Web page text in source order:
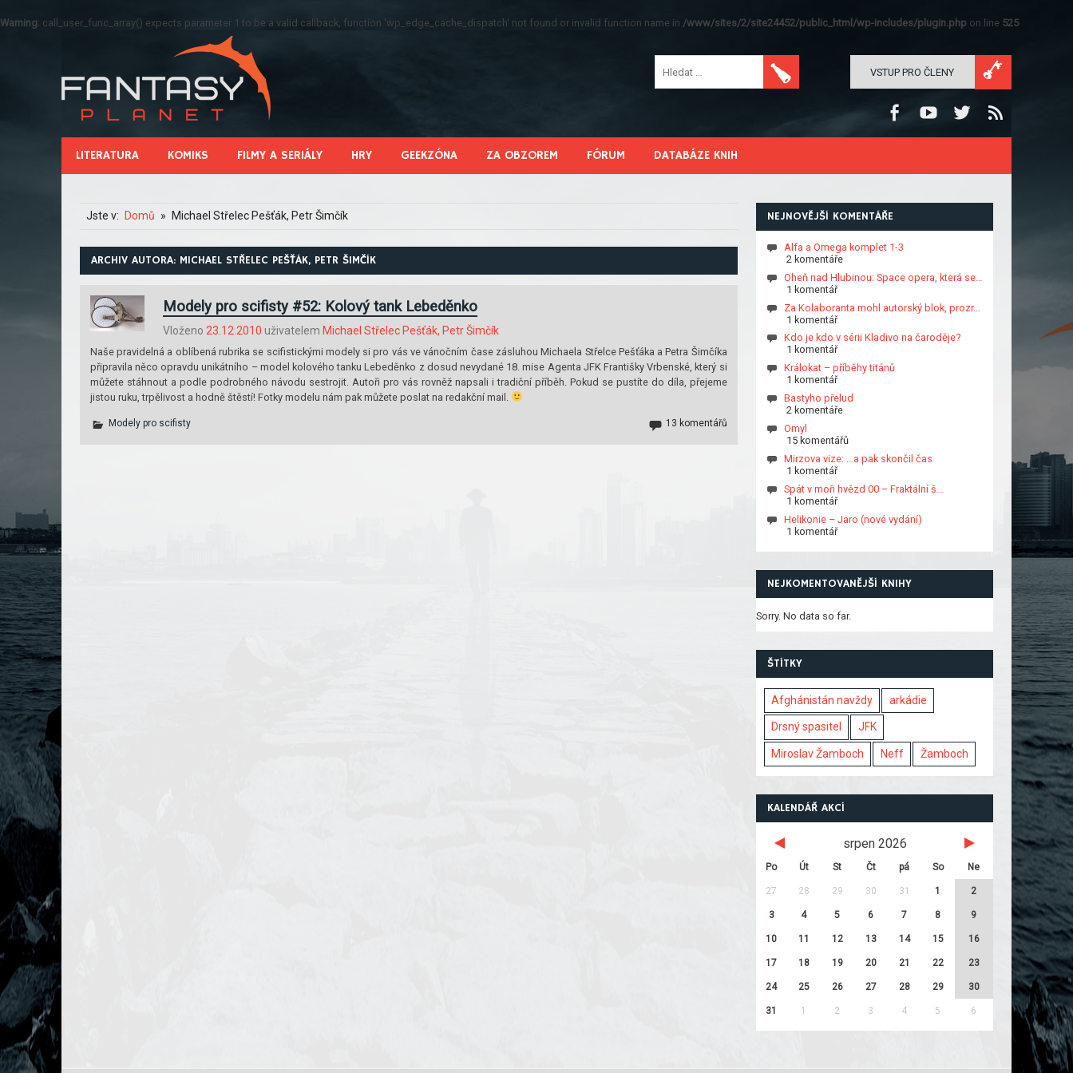
Warning: call_user_func_array() expects parameter 1 to be a valid callback, function 'wp_edge_cache_dispatch' not found or invalid function name in /www/sites/2/site24452/public_html/wp-includes/plugin.php on line 525
VSTUP PRO ČLENY
LITERATURA KOMIKS FILMY A SERIÁLY HRY GEEKZÓNA ZA OBZOREM FÓRUM DATABÁZE KNIH
Jste v: Domů Michael Střelec Pešťák, Petr Šimčík
ARCHIV AUTORA: MICHAEL STŘELEC PEŠŤÁK, PETR ŠIMČÍK
Modely pro scifisty #52: Kolový tank Lebeděnko
Vloženo 23.12.2010 uživatelem Michael Střelec Pešťák, Petr Šimčík
Naše pravidelná a oblíbená rubrika se scifistickými modely si pro vás ve vánočním čase zásluhou Michaela Střelce Pešťáka a Petra Šimčíka
připravila něco opravdu unikátního – model kolového tanku Lebeděnko z dosud nevydané 18. mise Agenta JFK Františky Vrbenské, který si
můžete stáhnout a podle podrobného návodu sestrojit. Autoři pro vás rovněž napsali i tradiční příběh. Pokud se pustíte do díla, přejeme
jistou ruku, trpělivost a hodně štěstí! Fotky modelu nám pak můžete poslat na redakční mail.
Modely pro scifisty 13 komentářů
NEJNOVĚJŠÍ KOMENTÁŘE
Alfa a Omega komplet 1-3
2 komentáře
Oheň nad Hlubinou: Space opera, která se…
1 komentář
Za Kolaboranta mohl autorský blok, prozr…
1 komentář
Kdo je kdo v sérii Kladivo na čaroděje?
1 komentář
Králokat – příběhy titánů
1 komentář
Bastyho přelud
2 komentáře
Omyl
15 komentářů
Mirzova vize: …a pak skončil čas
1 komentář
Spát v moři hvězd 00 – Fraktální š…
1 komentář
Helikonie – Jaro (nové vydání)
1 komentář
NEJKOMENTOVANĚJŠÍ KNIHY
Sorry. No data so far.
ŠTÍTKY
Afghánistán navždy arkádie
Drsný spasitel JFK
Miroslav Žamboch Neff Žamboch
KALENDÁŘ AKCÍ
srpen 2026
Po Út St Čt pá So Ne
27 28 29 30 31 1 2
3 4 5 6 7 8 9
10 11 12 13 14 15 16
17 18 19 20 21 22 23
24 25 26 27 28 29 30
31 1 2 3 4 5 6